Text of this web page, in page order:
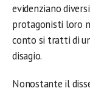
evidenziano
protagonisti loro
conto si tratti di
disagio.
Nonostante il